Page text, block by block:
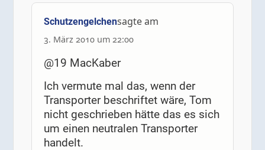
Schutzengelchensagte am
3. März 2010 um 22:00
@19 MacKaber
Ich vermute mal das, wenn der
Transporter beschriftet wäre, Tom
nicht geschrieben hätte das es sich
um einen neutralen Transporter
handelt.